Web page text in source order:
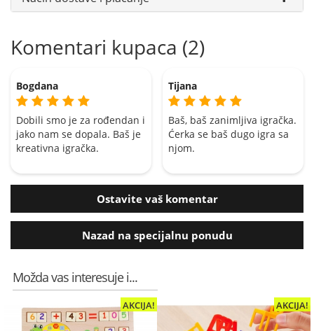
Komentari kupaca (2)
Bogdana
Dobili smo je za rođendan i
jako nam se dopala. Baš je
kreativna igračka.
Tijana
Baš, baš zanimljiva igračka.
Ćerka se baš dugo igra sa
njom.
Ostavite vaš komentar
Nazad na specijalnu ponudu
Možda vas interesuje i...
AKCIJA! AKCIJA!